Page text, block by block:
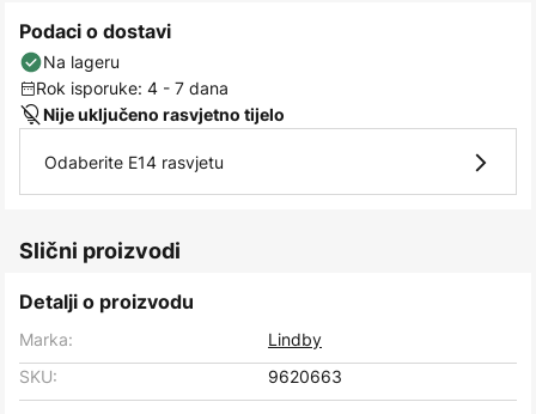
Podaci o dostavi
Na lageru
Rok isporuke: 4 - 7 dana
Nije uključeno rasvjetno tijelo
Odaberite E14 rasvjetu
Slični proizvodi
Detalji o proizvodu
Marka:
Lindby
SKU:
9620663